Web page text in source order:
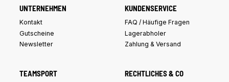
UNTERNEHMEN
Kontakt
Gutscheine
Newsletter
KUNDENSERVICE
FAQ / Häufige Fragen
Lagerabholer
Zahlung & Versand
TEAMSPORT RECHTLICHES & CO